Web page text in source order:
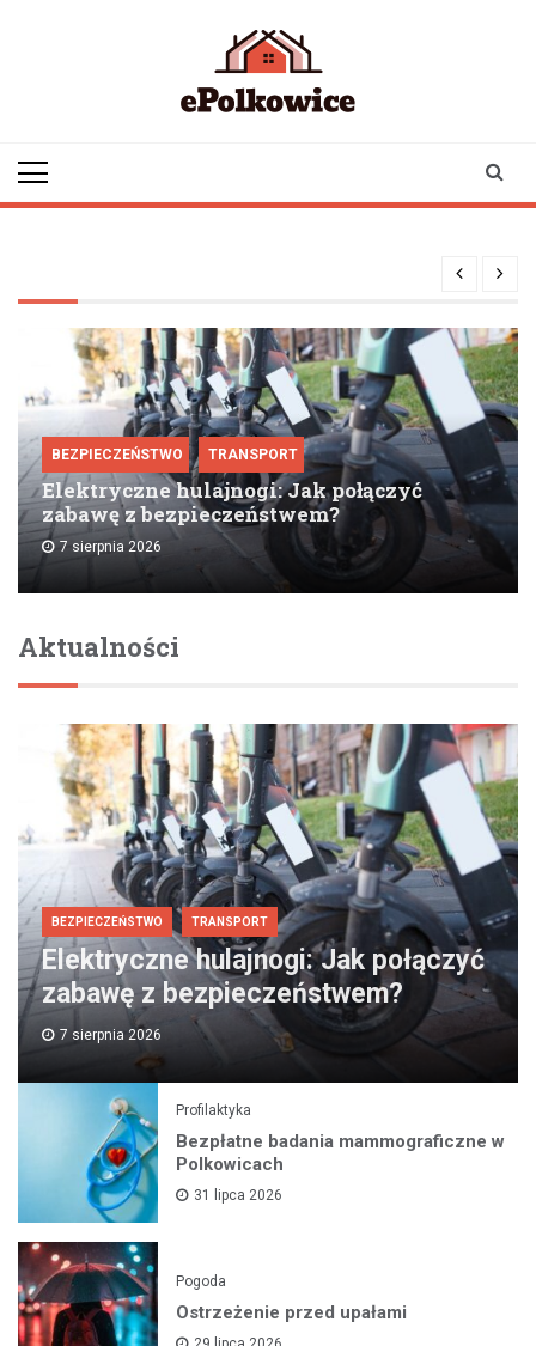
BEZPIECZEŃSTWO TRANSPORT
Elektryczne hulajnogi: Jak połączyć
zabawę z bezpieczeństwem?
7 sierpnia 2026
Aktualności
BEZPIECZEŃSTWO TRANSPORT
Elektryczne hulajnogi: Jak połączyć
zabawę z bezpieczeństwem?
7 sierpnia 2026
Profilaktyka
Bezpłatne badania mammograficzne w
Polkowicach
31 lipca 2026
Pogoda
Ostrzeżenie przed upałami